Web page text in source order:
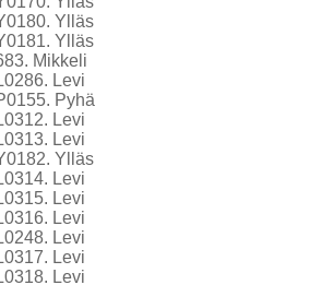
Ylläs
Ylläs
Mikkeli
Levi
Pyhä
Levi
Levi
Ylläs
Levi
Levi
Levi
Levi
Levi
Levi